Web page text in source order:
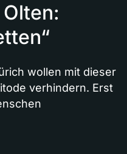
wollen mit dieser
verhindern. Erst